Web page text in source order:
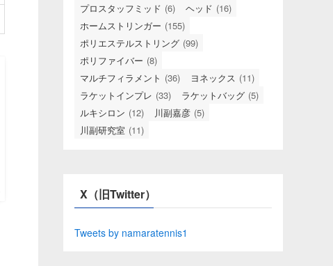
プロスタッフミッド (6) ヘッド (16)
ホームストリンガー (155)
ポリエステルストリング (99)
ポリファイバー (8)
マルチフィラメント (36) ヨネックス (11)
ラケットインプレ (33) ラケットバッグ (5)
ルキシロン (12) 川副嘉彦 (5)
川副研究室 (11)
X（旧Twitter）
Tweets by namaratennis1